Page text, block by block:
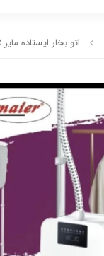
اتو بخار ایستاده مایر ۷۸۷MR